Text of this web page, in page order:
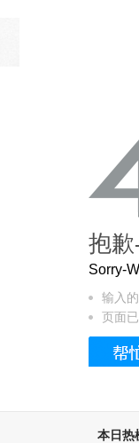
被列入佛家七宝的它到底
抱歉
Sorry-
输入
页面
本日热